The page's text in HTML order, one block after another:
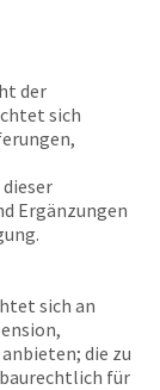
der
sich
Ergänzungen
sich an
die zu
für